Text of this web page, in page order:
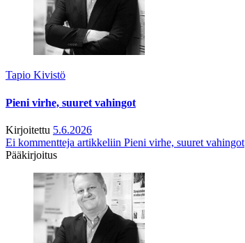
Tapio Kivistö
Pieni virhe, suuret vahingot
Kirjoitettu 5.6.2026
Ei kommentteja artikkeliin Pieni virhe, suuret vahingot
Pääkirjoitus